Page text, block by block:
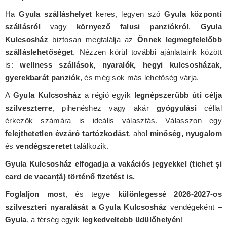
HaGyula szálláshelyet keres, legyen szóGyula központi
szállásról vagy környező falusi panziókról, Gyula
Kulcsosház biztosan megtalálja azÖnnek legmegfelelőbb
szálláslehetőséget. Nézzen körül további ajánlataink között
is:wellness szállások, nyaralók, hegyi kulcsosházak,
gyerekbarát panziók, és még sok más lehetőség várja.
A Gyula Kulcsosház a régió egyik legnépszerűbb úti célja
szilveszterre, pihenéshez vagy akárgyógyulási céllal
érkezők számára is ideális választás. Válasszon egy
felejthetetlen évzáró tartózkodást, ahol minőség, nyugalom
és vendégszeretet találkozik.
Gyula Kulcsosház elfogadja a vakációs jegyekkel (tichet și
card de vacanță) történő fizetést is.
Foglaljon most, és tegye különlegessé 2026-2027-os
szilveszteri nyaralását a Gyula Kulcsosház vendégeként –
Gyula, a térség egyik legkedveltebb üdülőhelyén!